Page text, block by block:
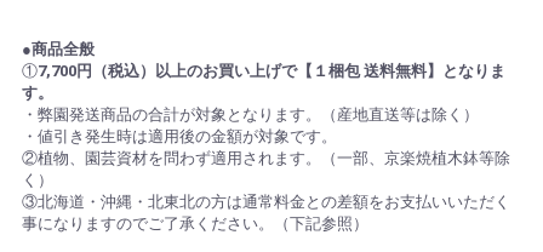
●商品全般
①7,700円（税込）以上のお買い上げで【１梱包 送料無料】となりま
す。
・弊園発送商品の合計が対象となります。（産地直送等は除く）
・値引き発生時は適用後の金額が対象です。
②植物、園芸資材を問わず適用されます。（一部、京楽焼植木鉢等除
く）
③北海道・沖縄・北東北の方は通常料金との差額をお支払いいただく
事になりますのでご了承ください。（下記参照）